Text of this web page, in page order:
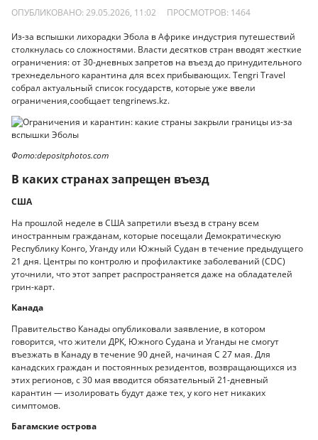
ОПУБЛИКОВАНО: 29.05.2026, 11:02 ПРОСМОТРОВ: 1464
Из-за вспышки лихорадки Эбола в Африке индустрия путешествий
столкнулась со сложностями. Власти десятков стран вводят жесткие
ограничения: от 30-дневных запретов на въезд до принудительного
трехнедельного карантина для всех прибывающих. Tengri Travel
собрал актуальный список государств, которые уже ввели
ограничения,сообщает tengrinews.kz.
Фото:depositphotos.com
В каких странах запрещен въезд
США
На прошлой неделе в США запретили въезд в страну всем
иностранным гражданам, которые посещали Демократическую
Республику Конго, Уганду или Южный Судан в течение предыдущего
21 дня. Центры по контролю и профилактике заболеваний (CDC)
уточнили, что этот запрет распространяется даже на обладателей
грин-карт.
Канада
Правительство Канады опубликовали заявление, в котором
говорится, что жители ДРК, Южного Судана и Уганды не смогут
въезжать в Канаду в течение 90 дней, начиная С 27 мая. Для
канадских граждан и постоянных резидентов, возвращающихся из
этих регионов, с 30 мая вводится обязательный 21-дневный
карантин — изолировать будут даже тех, у кого нет никаких
симптомов.
Багамские острова